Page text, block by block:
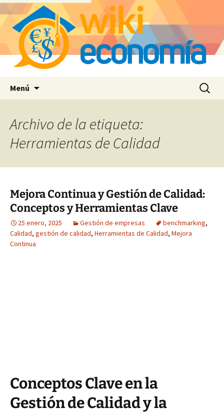
Menú Buscar:
Archivo de la etiqueta:
Herramientas de Calidad
Mejora Continua y Gestión de Calidad:
Conceptos y Herramientas Clave
25 enero, 2025 Gestión de empresas benchmarking,
Calidad, gestión de calidad, Herramientas de Calidad, Mejora
Continua
Conceptos Clave en la
Gestión de Calidad y la